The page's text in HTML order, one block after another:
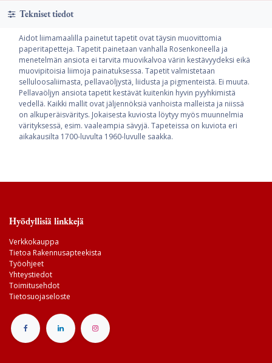
Tekniset tiedot
Aidot liimamaalilla painetut tapetit ovat täysin muovittomia
paperitapetteja. Tapetit painetaan vanhalla Rosenkoneella ja
menetelmän ansiota ei tarvita muovikalvoa värin kestävyydeksi eikä
muovipitoisia liimoja painatuksessa. Tapetit valmistetaan
selluloosaliimasta, pellavaöljystä, liidusta ja pigmenteistä. Ei muuta.
Pellavaöljyn ansiota tapetit kestävät kuitenkin hyvin pyyhkimistä
vedellä. Kaikki mallit ovat jäljennöksiä vanhoista malleista ja niissä
on alkuperäisväritys. Jokaisesta kuviosta löytyy myös muunnelmia
värityksessä, esim. vaaleampia sävyjä. Tapeteissa on kuviota eri
aikakausilta 1700-luvulta 1960-luvulle saakka.
Hyödyllisiä linkkejä
Verkkokauppa
Tietoa Rakennusapteekista
Työohjeet
Yhteystiedot
Toimitusehdot
Tietosuojaseloste